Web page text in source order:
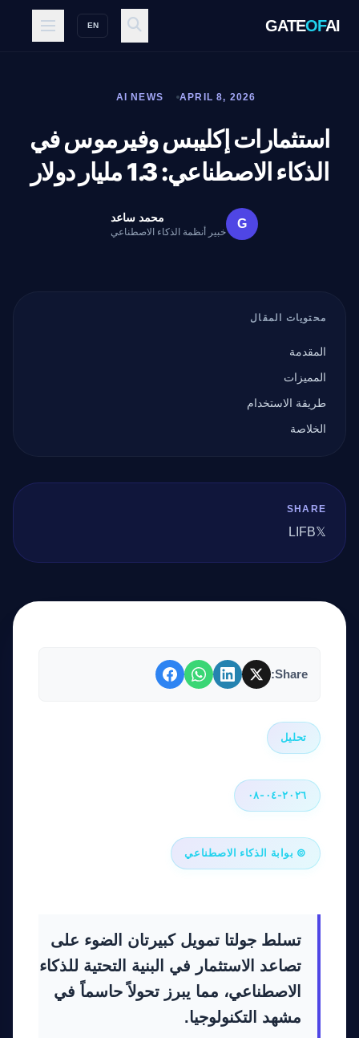
GATEOFAI
EN
APRIL 8, 2026
AI NEWS
استثمارات إكليبس وفيرموس في
الذكاء الاصطناعي: 1.3 مليار دولار
G محمد ساعد
خبير أنظمة الذكاء الاصطناعي
محتويات المقال
المقدمة
المميزات
طريقة الاستخدام
الخلاصة
SHARE
𝕏
FB
LI
Share:
تحليل
٢٠٢٦-٠٤-٠٨
© بوابة الذكاء الاصطناعي
تسلط جولتا تمويل كبيرتان الضوء على
تصاعد الاستثمار في البنية التحتية للذكاء
الاصطناعي، مما يبرز تحولاً حاسماً في
مشهد التكنولوجيا.